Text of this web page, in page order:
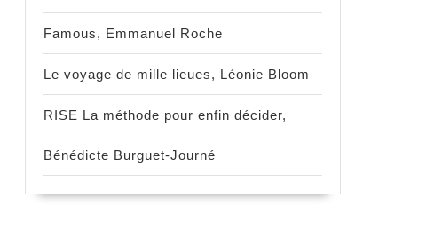
Famous, Emmanuel Roche
Le voyage de mille lieues, Léonie Bloom
RISE La méthode pour enfin décider,
Bénédicte Burguet-Journé